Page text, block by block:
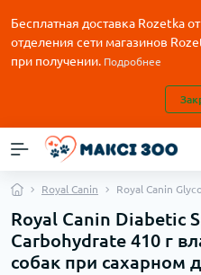
Бесплатная доставка Rozetka от
отделения сети магазинов
при получении. Подробнее
Royal Canin Royal Canin
Royal Canin Diabetic
Carbohydrate 410 г
собак при сахарном